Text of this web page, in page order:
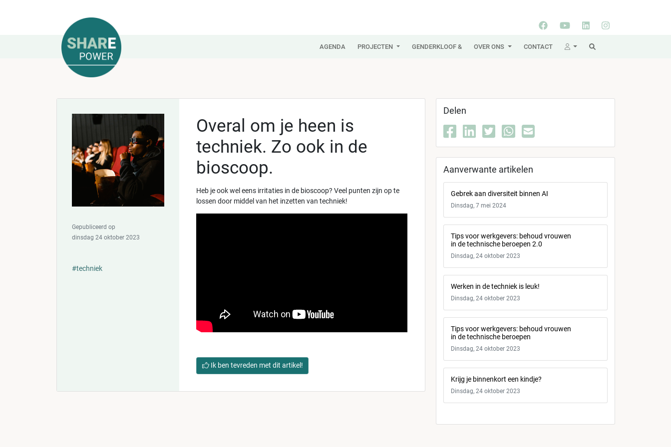
AGENDA PROJECTEN GENDERKLOOF & OVER ONS CONTACT
Gepubliceerd op
dinsdag 24 oktober 2023
#techniek
Overal om je heen is
techniek. Zo ook in de
bioscoop.
Heb je ook wel eens irritaties in de bioscoop? Veel punten zijn op te
lossen door middel van het inzetten van techniek!
Ik ben tevreden met dit artikel!
Delen
Aanverwante artikelen
Gebrek aan diversiteit binnen AI
Dinsdag, 7 mei 2024
Tips voor werkgevers: behoud vrouwen
in de technische beroepen 2.0
Dinsdag, 24 oktober 2023
Werken in de techniek is leuk!
Dinsdag, 24 oktober 2023
Tips voor werkgevers: behoud vrouwen
in de technische beroepen
Dinsdag, 24 oktober 2023
Krijg je binnenkort een kindje?
Dinsdag, 24 oktober 2023